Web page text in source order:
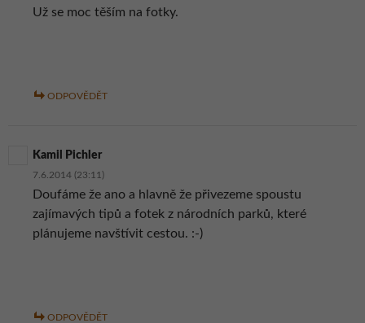
Už se moc těším na fotky.
ODPOVĚDĚT
Kamil Pichler
7.6.2014 (23:11)
Doufáme že ano a hlavně že přivezeme spoustu
zajímavých tipů a fotek z národních parků, které
plánujeme navštívit cestou. :-)
ODPOVĚDĚT